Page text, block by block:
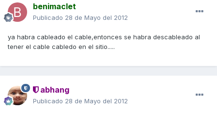
benimaclet
Publicado 28 de Mayo del 2012
ya habra cableado el cable,entonces se habra descableado al
tener el cable cabledo en el sitio.....
abhang
Publicado 28 de Mayo del 2012